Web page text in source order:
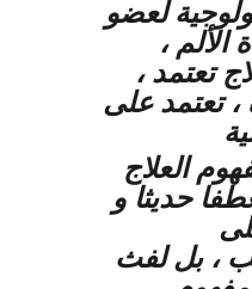
لعضو
،
تعتمد ،
تعتمد على
العلاج
حديثا و
، بل لفث